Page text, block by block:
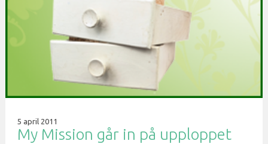
5 april 2011
My Mission går in på upploppet